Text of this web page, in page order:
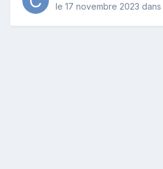
le 17 novembre 2023 dans